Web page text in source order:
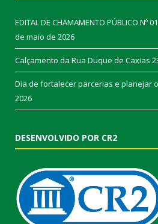
EDITAL DE CHAMAMENTO PÚBLICO Nº
de maio de 2026
Calçamento da Rua Duque de Caxias
Dia de fortalecer parcerias e planejar
2026
DESENVOLVIDO POR CR2